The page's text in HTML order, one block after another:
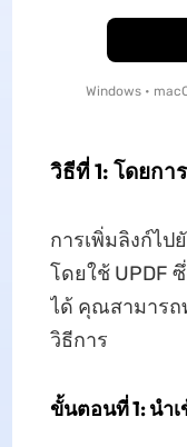
Windows •
วิธีที่ 1: โดยกา
การเพิ่มลิงก์ไป
โดยใช้ UPDF
ได้ คุณสามารถ
วิธีการ
ขั้นตอนที่ 1: นำ